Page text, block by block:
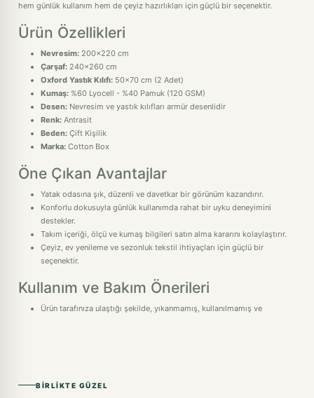
hem günlük kullanım hem de çeyiz hazırlıkları için güçlü bir seçenektir.
Ürün Özellikleri
Nevresim: 200x220 cm
Çarşaf: 240x260 cm
Oxford Yastık Kılıfı: 50x70 cm (2 Adet)
Kumaş: %60 Lyocell - %40 Pamuk (120 GSM)
Desen: Nevresim ve yastık kılıfları armür desenlidir
Renk: Antrasit
Beden: Çift Kişilik
Marka: Cotton Box
Öne Çıkan Avantajlar
Yatak odasına şık, düzenli ve davetkar bir görünüm kazandırır.
Konforlu dokusuyla günlük kullanımda rahat bir uyku deneyimini
destekler.
Takım içeriği, ölçü ve kumaş bilgileri satın alma kararını kolaylaştırır.
Çeyiz, ev yenileme ve sezonluk tekstil ihtiyaçları için güçlü bir
seçenektir.
Kullanım ve Bakım Önerileri
Ürün tarafınıza ulaştığı şekilde, yıkanmamış, kullanılmamış ve
BIRLIKTE GÜZEL